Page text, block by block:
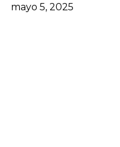
mayo 5, 2025